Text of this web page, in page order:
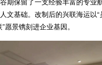
文基础。改制后的兴联海运以“
愿景镌刻进企业基因。